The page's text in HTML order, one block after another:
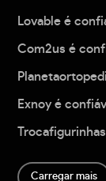
Lovable é
Com2us é
Exnoy é
Carregar mais